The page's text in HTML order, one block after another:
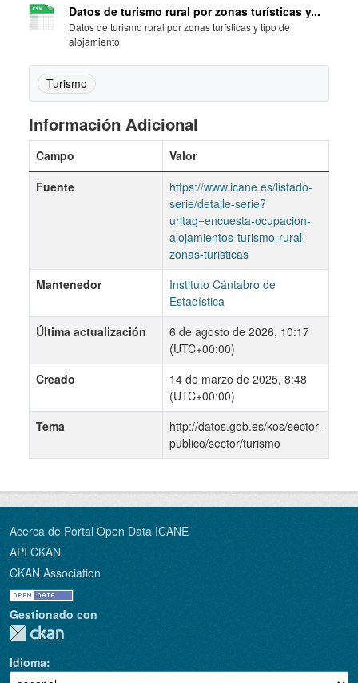
Datos de turismo rural por zonas turísticas y...
Datos de turismo rural por zonas turísticas y tipo de
alojamiento
Turismo
Información Adicional
Campo
Valor
Fuente
https://www.icane.es/listado-
serie/detalle-serie?
uritag=encuesta-ocupacion-
alojamientos-turismo-rural-
zonas-turisticas
Mantenedor
Instituto Cántabro de
Estadística
Última actualización
6 de agosto de 2026, 10:17
(UTC+00:00)
Creado
14 de marzo de 2025, 8:48
(UTC+00:00)
Tema
http://datos.gob.es/kos/sector-
publico/sector/turismo
Acerca de Portal Open Data ICANE
API CKAN
CKAN Association
Gestionado con
Idioma